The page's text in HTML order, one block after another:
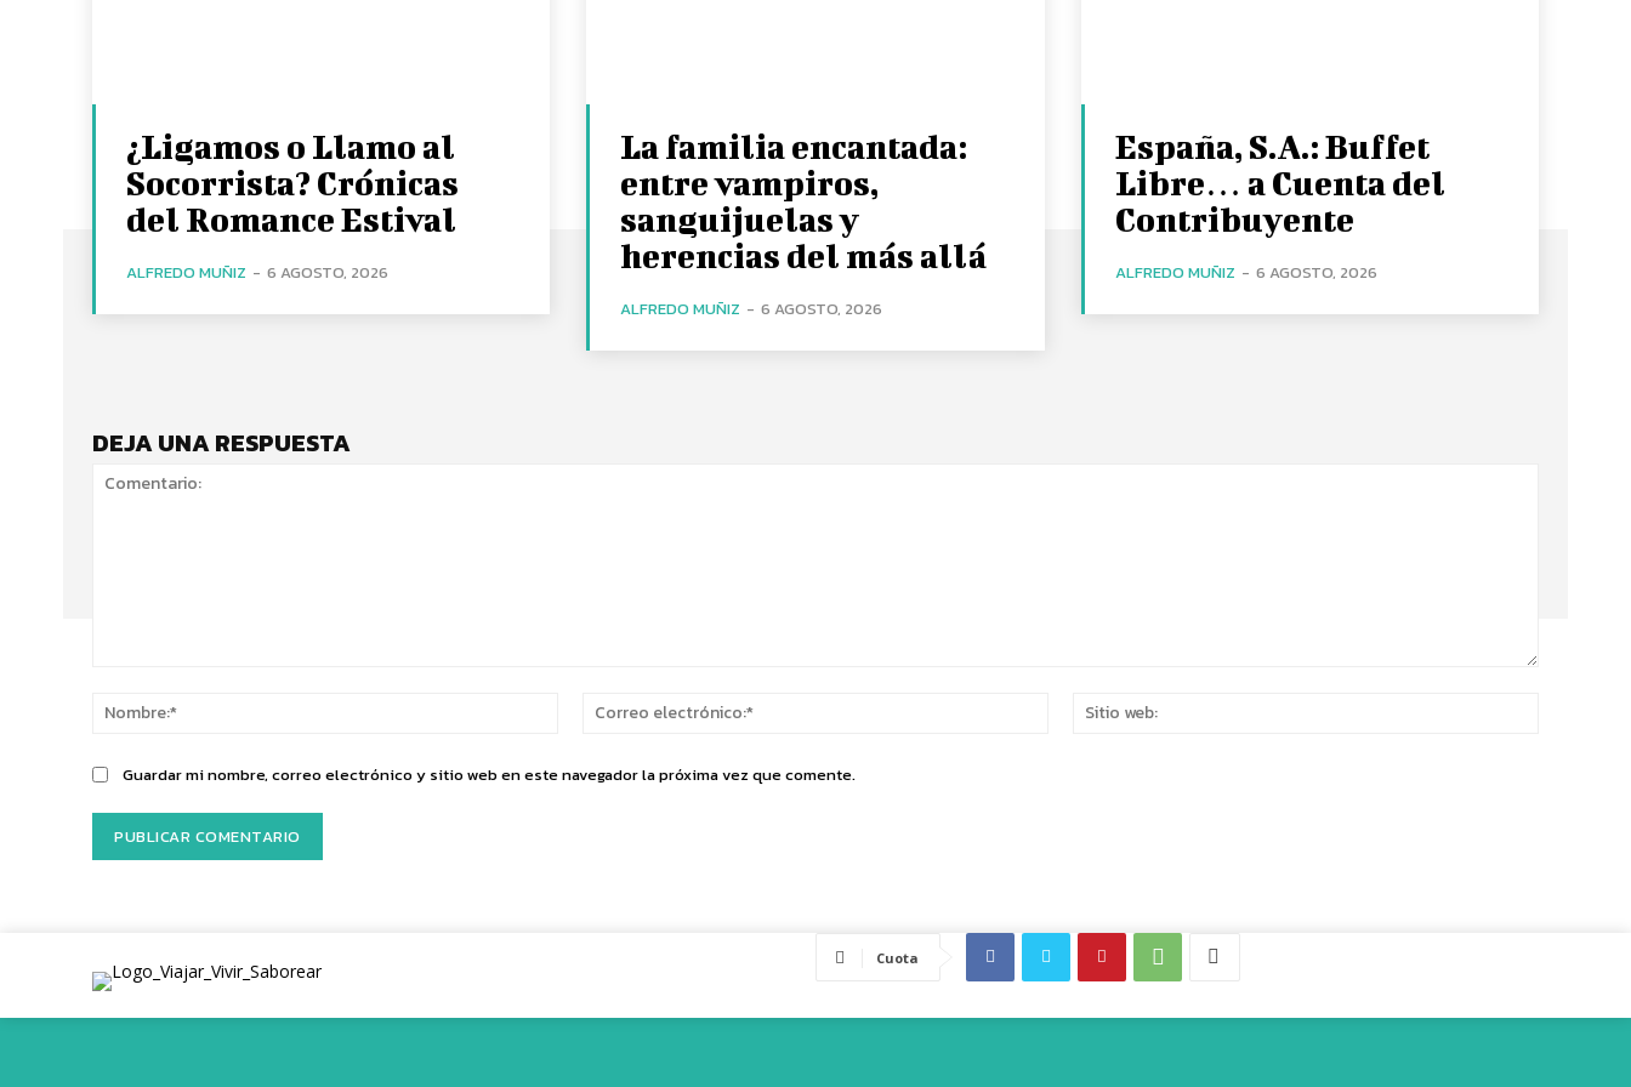
¿Ligamos o Llamo al
Socorrista? Crónicas
del Romance Estival
ALFREDO MUÑIZ - 6 AGOSTO, 2026
La familia encantada:
entre vampiros,
sanguijuelas y
herencias del más allá
ALFREDO MUÑIZ - 6 AGOSTO, 2026
España, S.A.: Buffet
Libre… a Cuenta del
Contribuyente
ALFREDO MUÑIZ - 6 AGOSTO, 2026
DEJA UNA RESPUESTA
Nombre:*
Correo
Guardar mi nombre, correo electrónico y sitio web en este navegador la próxima vez que comente.
Cuota